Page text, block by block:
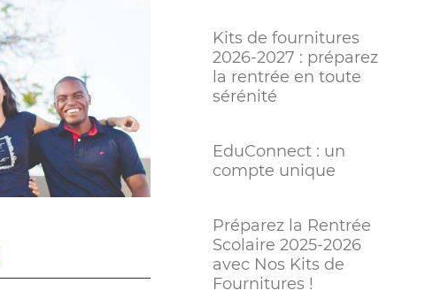
Kits de fournitures
2026-2027 : préparez
la rentrée en toute
sérénité
EduConnect : un
compte unique
Préparez la Rentrée
Scolaire 2025-2026
avec Nos Kits de
Fournitures !